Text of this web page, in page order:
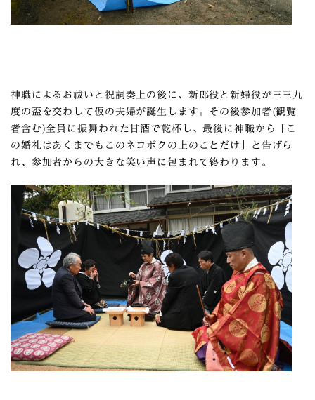
神職によるお祓いと祝詞奏上の後に、新郎役と新婦役が三三九
度の盃を交わして仮の夫婦が誕生します。その後参加者(観覧
者含む)全員に振舞われた甘酒で乾杯し、最後に神職から「こ
の婚礼はあくまでもこのネコボクの上のことだけ」と告げら
れ、参加者からの大きな笑い声に包まれて終わります。